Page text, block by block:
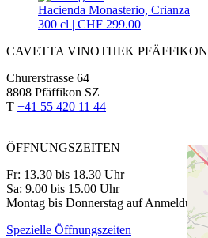
Hacienda Monasterio, Crianza
300 cl | CHF 299.00
CAVETTA VINOTHEK PFÄFFIKON
Churerstrasse 64
8808 Pfäffikon SZ
T +41 55 420 11 44
ÖFFNUNGSZEITEN
Fr: 13.30 bis 18.30 Uhr
Sa: 9.00 bis 15.00 Uhr
Montag bis Donnerstag auf Anmeldung
Spezielle Öffnungszeiten